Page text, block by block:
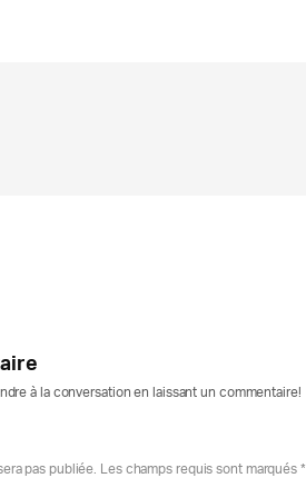
à la conversation en laissant un commentaire!
pas publiée. Les champs requis sont marqués *